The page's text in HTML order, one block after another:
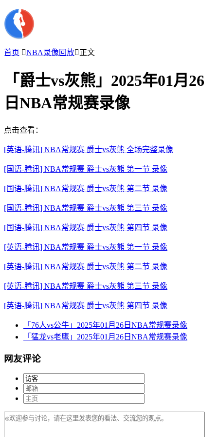
首页 NBA录像回放正文
「爵士vs灰熊」2025年01月26
日NBA常规赛录像
点击查看：
[英语-腾讯] NBA常规赛 爵士vs灰熊 全场完整录像
[国语-腾讯] NBA常规赛 爵士vs灰熊 第一节 录像
[国语-腾讯] NBA常规赛 爵士vs灰熊 第二节 录像
[国语-腾讯] NBA常规赛 爵士vs灰熊 第三节 录像
[国语-腾讯] NBA常规赛 爵士vs灰熊 第四节 录像
[英语-腾讯] NBA常规赛 爵士vs灰熊 第一节 录像
[英语-腾讯] NBA常规赛 爵士vs灰熊 第二节 录像
[英语-腾讯] NBA常规赛 爵士vs灰熊 第三节 录像
[英语-腾讯] NBA常规赛 爵士vs灰熊 第四节 录像
「76人vs公牛」2025年01月26日NBA常规赛录像
「猛龙vs老鹰」2025年01月26日NBA常规赛录像
网友评论